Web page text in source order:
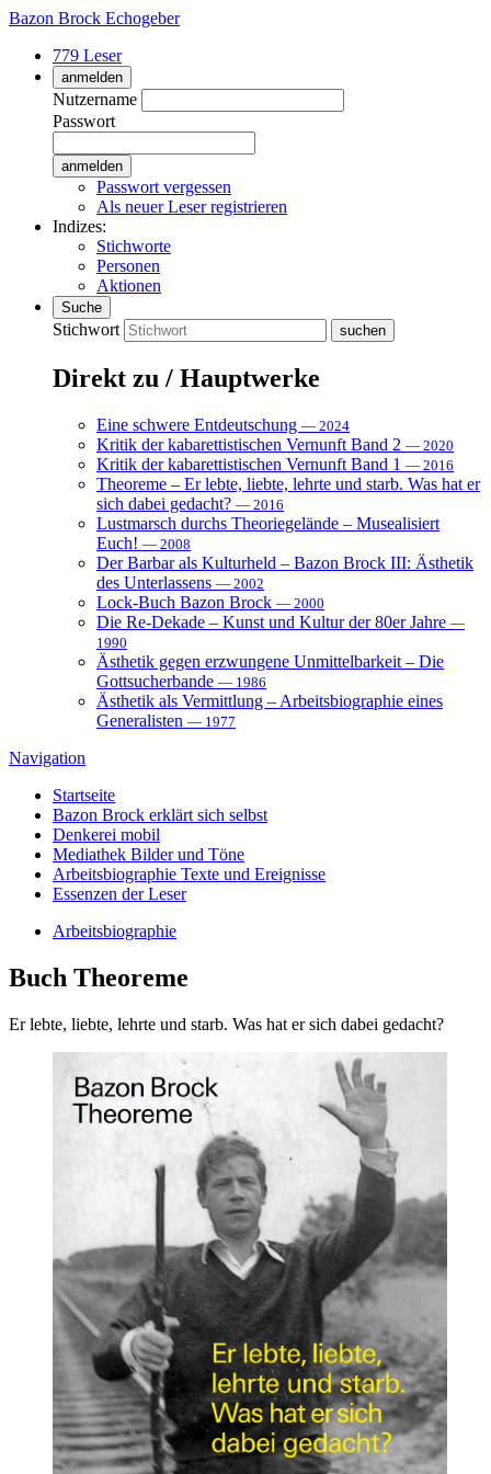
Bazon Brock Echogeber
779 Leser
anmelden
Nutzername
Passwort
Passwort vergessen
Als neuer Leser registrieren
Indizes:
Stichworte
Personen
Aktionen
Suche
Stichwort
Direkt zu / Hauptwerke
Eine schwere Entdeutschung — 2024
Kritik der kabarettistischen Vernunft Band 2 — 2020
Kritik der kabarettistischen Vernunft Band 1 — 2016
Theoreme – Er lebte, liebte, lehrte und starb. Was hat er
sich dabei gedacht? — 2016
Lustmarsch durchs Theoriegelände – Musealisiert
Euch! — 2008
Der Barbar als Kulturheld – Bazon Brock III: Ästhetik
des Unterlassens — 2002
Lock-Buch Bazon Brock — 2000
Die Re-Dekade – Kunst und Kultur der 80er Jahre —
1990
Ästhetik gegen erzwungene Unmittelbarkeit – Die
Gottsucherbande — 1986
Ästhetik als Vermittlung – Arbeitsbiographie eines
Generalisten — 1977
Navigation
Startseite
Bazon Brock erklärt sich selbst
Denkerei mobil
Mediathek Bilder und Töne
Arbeitsbiographie Texte und Ereignisse
Essenzen der Leser
Arbeitsbiographie
Buch Theoreme
Er lebte, liebte, lehrte und starb. Was hat er sich dabei gedacht?